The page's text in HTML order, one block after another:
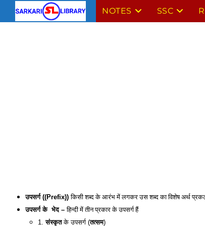
NOTES SSC
उपसर्ग ((Prefix)) किसी शब्द के आरंभ में लगकर उस शब्द का विशेष अर्थ प्रकट
उपसर्ग के  भेद – हिन्दी में तीन प्रकार के उपसर्ग हैं
1. संस्कृत के उपसर्ग (तत्सम)